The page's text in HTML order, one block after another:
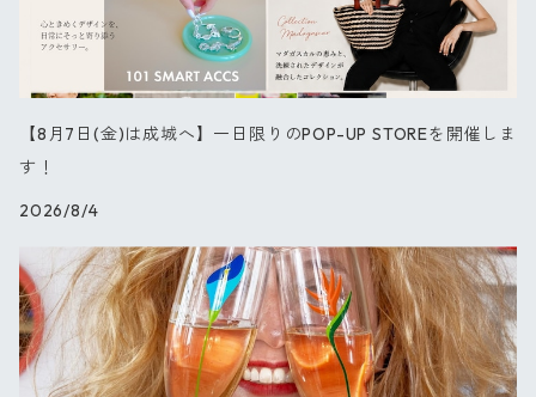
スプリング
オーキッド
ブルーパレット
PARIS
セレブレーション
【8月7日(金)は成城へ】一日限りのPOP-UP STOREを開催しま
す！
2026/8/4